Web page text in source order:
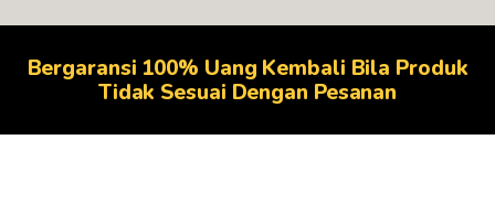
Bergaransi 100% Uang Kembali Bila Produk
Tidak Sesuai Dengan Pesanan